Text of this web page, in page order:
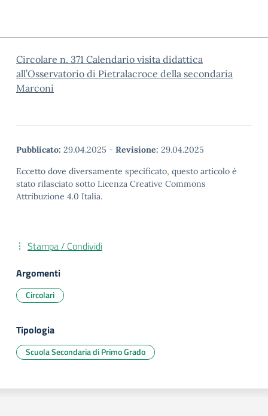
Circolare n. 371 Calendario visita didattica
all’Osservatorio di Pietralacroce della secondaria
Marconi
Pubblicato: 29.04.2025 - Revisione: 29.04.2025
Eccetto dove diversamente specificato, questo articolo è
stato rilasciato sotto Licenza Creative Commons
Attribuzione 4.0 Italia.
Stampa / Condividi
Argomenti
Circolari
Tipologia
Scuola Secondaria di Primo Grado